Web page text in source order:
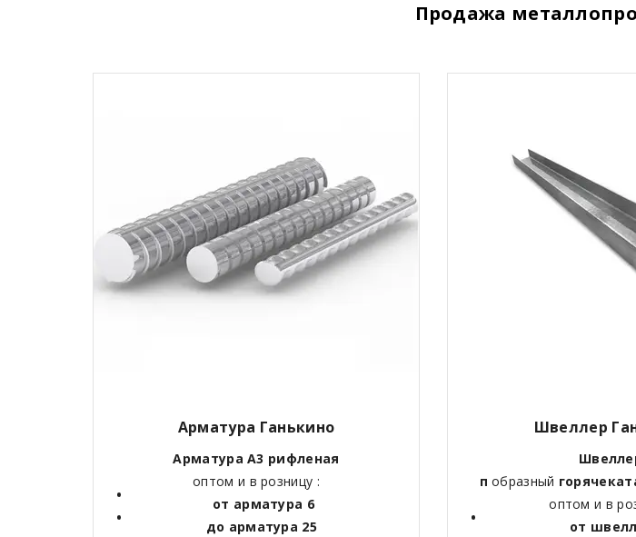
Продажа
Арматура Ганькино
Арматура А3 рифленая
оптом и в розницу :
от арматура 6
до арматура 25
Швеллер
побразный
оптом и в
от